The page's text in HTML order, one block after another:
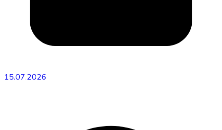
15.07.2026